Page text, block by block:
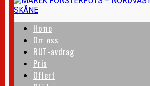
Home
Om oss
RUT-avdrag
Pris
Offert